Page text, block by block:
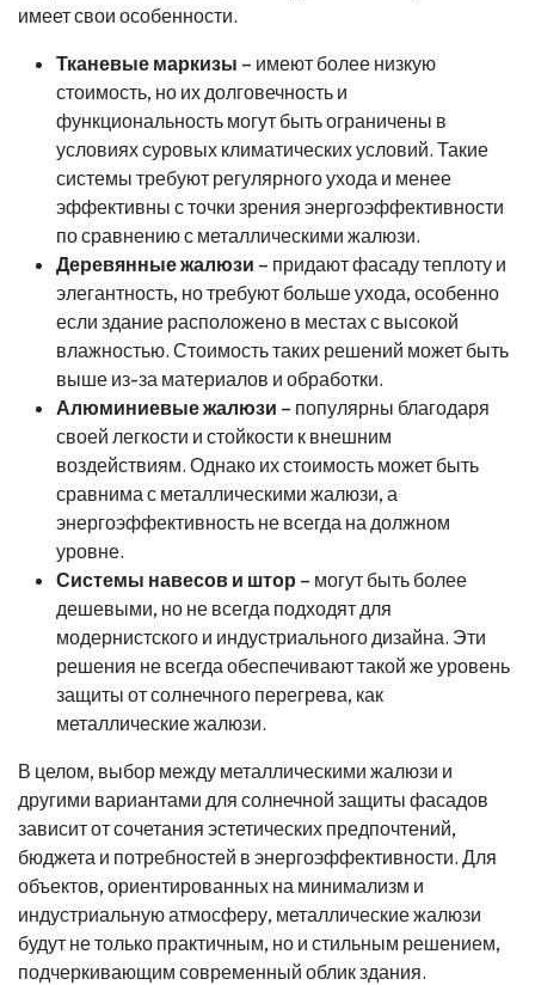
имеет свои особенности.
Тканевые маркизы – имеют более низкую
стоимость, но их долговечность и
функциональность могут быть ограничены в
условиях суровых климатических условий. Такие
системы требуют регулярного ухода и менее
эффективны с точки зрения энергоэффективности
по сравнению с металлическими жалюзи.
Деревянные жалюзи – придают фасаду теплоту и
элегантность, но требуют больше ухода, особенно
если здание расположено в местах с высокой
влажностью. Стоимость таких решений может быть
выше из-за материалов и обработки.
Алюминиевые жалюзи – популярны благодаря
своей легкости и стойкости к внешним
воздействиям. Однако их стоимость может быть
сравнима с металлическими жалюзи, а
энергоэффективность не всегда на должном
уровне.
Системы навесов и штор – могут быть более
дешевыми, но не всегда подходят для
модернистского и индустриального дизайна. Эти
решения не всегда обеспечивают такой же уровень
защиты от солнечного перегрева, как
металлические жалюзи.
В целом, выбор между металлическими жалюзи и
другими вариантами для солнечной защиты фасадов
зависит от сочетания эстетических предпочтений,
бюджета и потребностей в энергоэффективности. Для
объектов, ориентированных на минимализм и
индустриальную атмосферу, металлические жалюзи
будут не только практичным, но и стильным решением,
подчеркивающим современный облик здания.